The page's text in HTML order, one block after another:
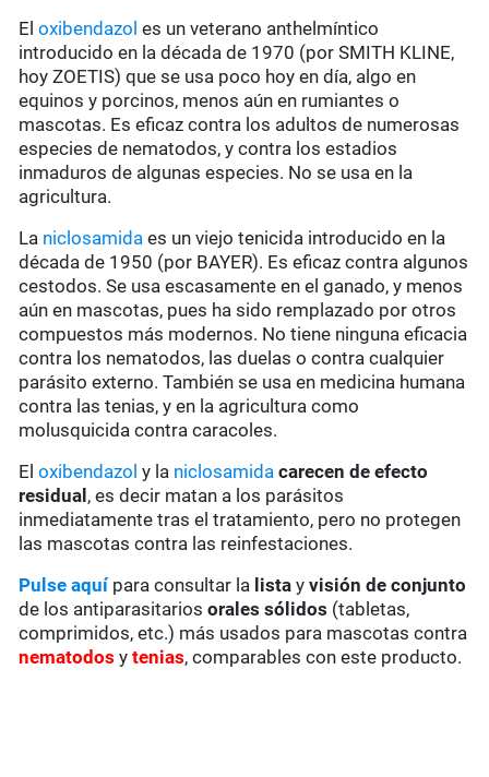
Eloxibendazol es un veterano anthelmíntico
introducido en la década de 1970 (por SMITH KLINE,
hoy ZOETIS) que se usa poco hoy en día, algo en
equinos y porcinos, menos aún en rumiantes o
mascotas. Es eficaz contra los adultos de numerosas
especies de nematodos, y contra los estadios
inmaduros de algunas especies. No se usa en la
agricultura.
La niclosamida es un viejo tenicida introducido en la
década de 1950 (por BAYER). Es eficaz contra algunos
cestodos. Se usa escasamente en el ganado, y menos
aún en mascotas, pues ha sido remplazado por otros
compuestos más modernos. No tiene ninguna eficacia
contra los nematodos, las duelas o contra cualquier
parásito externo. También se usa en medicina humana
contra las tenias, y en la agricultura como
molusquicida contra caracoles.
Eloxibendazol y la niclosamida carecen de efecto
residual , es decir matan a los parásitos
inmediatamente tras el tratamiento, pero no protegen
las mascotas contra las reinfestaciones.
Pulse aquípara consultar la lista yvisión de conjunto
de los antiparasitariosorales sólidos (tabletas,
comprimidos, etc.) más usados para mascotas contra
nematodos ytenias, comparables con este producto.